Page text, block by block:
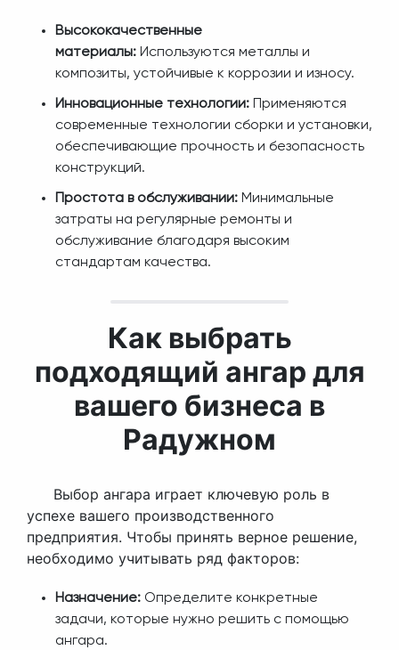
Высококачественные
материалы: Используются металлы и
композиты, устойчивые к коррозии и износу.
Инновационные технологии: Применяются
современные технологии сборки и установки,
обеспечивающие прочность и безопасность
конструкций.
Простота в обслуживании: Минимальные
затраты на регулярные ремонты и
обслуживание благодаря высоким
стандартам качества.
Как выбрать
подходящий ангар для
вашего бизнеса в
Радужном
Выбор ангара играет ключевую роль в
успехе вашего производственного
предприятия. Чтобы принять верное решение,
необходимо учитывать ряд факторов:
Назначение: Определите конкретные
задачи, которые нужно решить с помощью
ангара.